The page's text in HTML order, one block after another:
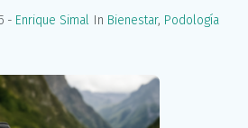
Enrique Simal In Bienestar, Podología